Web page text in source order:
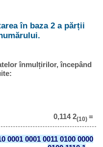
în baza 2 a părții
înmulțirilor, începând
0,114 2(10) =
0001 0001 0011 0100 0000